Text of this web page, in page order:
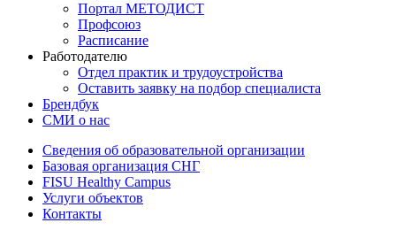
Портал МЕТОДИСТ
Профсоюз
Расписание
Работодателю
Отдел практик и трудоустройства
Оставить заявку на подбор специалиста
Брендбук
СМИ о нас
Сведения об образовательной организации
Базовая организация СНГ
FISU Healthy Campus
Услуги объектов
Контакты